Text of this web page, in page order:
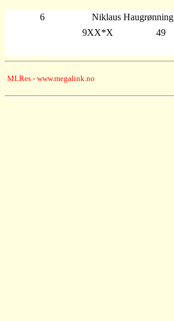
6
Niklaus Haugrønning
9XX*X
49
MLRes - www.megalink.no